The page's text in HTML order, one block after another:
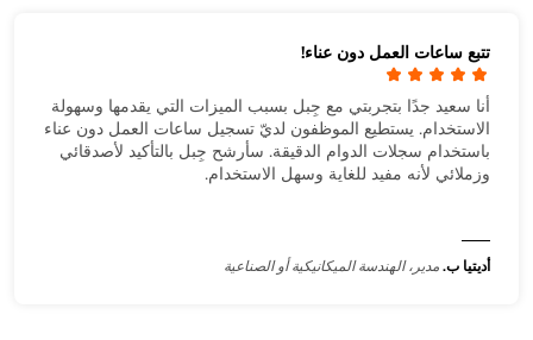
تتبع ساعات العمل دون عناء!
أنا سعيد جدًا بتجربتي مع جِبل بسبب الميزات التي يقدمها وسهولة
الاستخدام. يستطيع الموظفون لديّ تسجيل ساعات العمل دون عناء
باستخدام سجلات الدوام الدقيقة. سأرشح جِبل بالتأكيد لأصدقائي
وزملائي لأنه مفيد للغاية وسهل الاستخدام.
أديتيا ب.مدير، الهندسة الميكانيكية أو الصناعية